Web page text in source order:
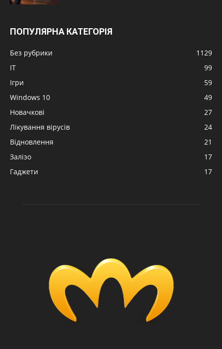
ПОПУЛЯРНА КАТЕГОРІЯ
Без рубрики
1129
IT
99
Ігри
59
Windows 10
49
Новачкові
27
Лікування вірусів
24
Відновлення
21
Залізо
17
Гаджети
17